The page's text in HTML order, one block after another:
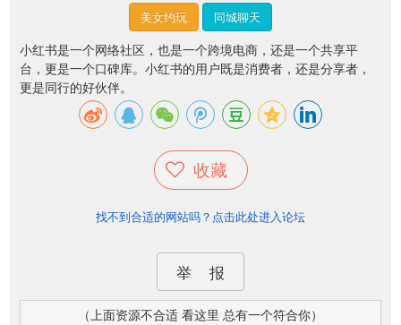
美女约玩 同城聊天
小红书是一个网络社区，也是一个跨境电商，还是一个共享平
台，更是一个口碑库。小红书的用户既是消费者，还是分享者，
更是同行的好伙伴。
收藏
找不到合适的网站吗？点击此处进入论坛
举 报
（上面资源不合适 看这里 总有一个符合你）